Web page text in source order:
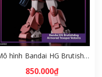
Mô hình Bandai HG Brutishdog - Armored Trooper Votoms [GDB] [BHG]
850.000₫